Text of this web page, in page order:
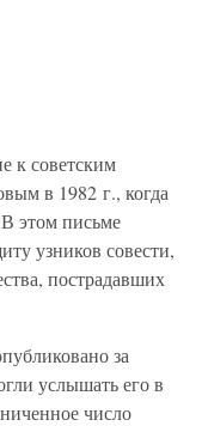
к советским
в 1982 г., когда
этом письме
узников совести,
пострадавших
за
услышать его в
число